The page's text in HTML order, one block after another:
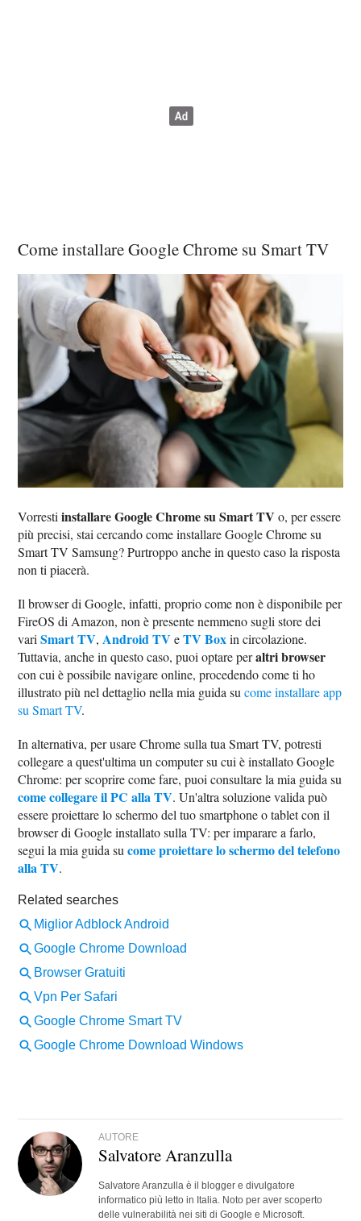
Come installare Google Chrome su Smart TV
Vorrestiinstallare Google Chrome su Smart TV o, per essere
più precisi, stai cercando come installare Google Chrome su
Smart TV Samsung? Purtroppo anche in questo caso la risposta
non ti piacerà.
Il browser di Google, infatti, proprio come non è disponibile per
FireOS di Amazon, non è presente nemmeno sugli store dei
variSmart TV, Android TVeTV Boxin circolazione.
Tuttavia, anche in questo caso, puoi optare peraltri browser
con cui è possibile navigare online, procedendo come ti ho
illustrato più nel dettaglio nella mia guida sucome installare app
su Smart TV.
In alternativa, per usare Chrome sulla tua Smart TV, potresti
collegare a quest'ultima un computer su cui è installato Google
Chrome: per scoprire come fare, puoi consultare la mia guida su
come collegare il PC alla TV. Un'altra soluzione valida può
essere proiettare lo schermo del tuo smartphone o tablet con il
browser di Google installato sulla TV: per imparare a farlo,
segui la mia guida sucome proiettare lo schermo del telefono
alla TV.
AUTORE
Salvatore Aranzulla
Salvatore Aranzulla è il blogger e divulgatore
informatico più letto in Italia. Noto per aver scoperto
delle vulnerabilità nei siti di Google e Microsoft.